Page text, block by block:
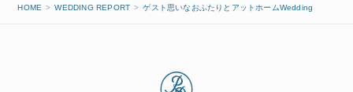
HOME WEDDING REPORT ゲスト思いなおふたりとアットホームWedding